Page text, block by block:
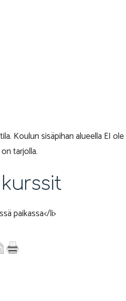
Koulun sisäpihan alueella EI
tarjolla.
kurssit
paikassa</li>